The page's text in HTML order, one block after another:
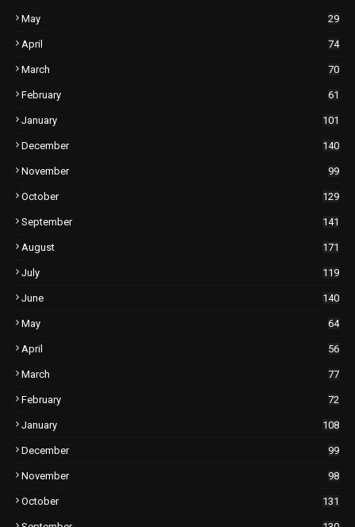
May 29
April 74
March 70
February 61
January 101
December 140
November 99
October 129
September 141
August 171
July 119
June 140
May 64
April 56
March 77
February 72
January 108
December 99
November 98
October 131